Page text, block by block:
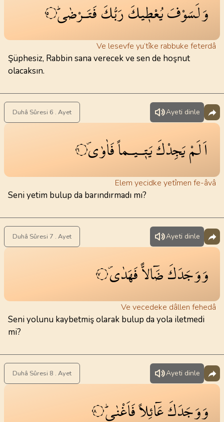
وَلَسَوْفَيُعْط۪يكَرَبُّكَفَتَـرْضٰىۜ ٥
Ve lesevfe yu’tîke rabbuke feterdâ
Şüphesiz, Rabbin sana verecek ve sen de hoşnut
olacaksın.
Duhâ Sûresi 6 . Ayet Ayeti dinle
اَلَمْيَجِدْكَيَت۪ـيـماًفَاٰوٰىۖ ٦
Elem yecidke yetîmen fe-âvâ
Seni yetim bulup da barındırmadı mı?
Duhâ Sûresi 7 . Ayet Ayeti dinle
وَوَجَدَكَضَٓالاًّفَهَدٰىۖ ٧
Ve vecedeke dâllen fehedâ
Seni yolunu kaybetmiş olarak bulup da yola iletmedi
mi?
Duhâ Sûresi 8 . Ayet Ayeti dinle
وَوَجَدَكَعَٓائِلاًفَاَغْنٰىۜ ٨